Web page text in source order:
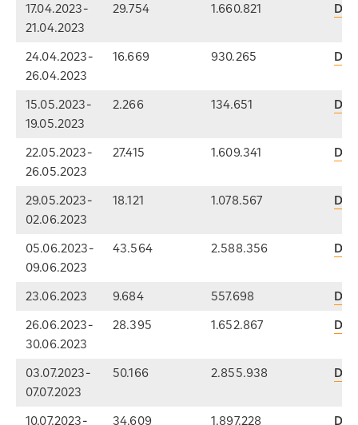
17.04.2023-
21.04.2023
29.754 1.660.821
24.04.2023-
26.04.2023
16.669 930.265
15.05.2023-
19.05.2023
2.266 134.651
22.05.2023-
26.05.2023
27.415 1.609.341
29.05.2023-
02.06.2023
18.121 1.078.567
05.06.2023-
09.06.2023
43.564 2.588.356
23.06.2023 9.684 557.698
26.06.2023-
30.06.2023
28.395 1.652.867
03.07.2023-
07.07.2023
50.166 2.855.938
10.07.2023-
34.609 1.897.228